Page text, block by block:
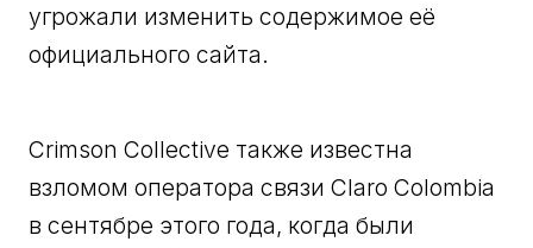
угрожали изменить содержимое её
официального сайта.
Crimson Collective также известна
взломом оператора связи Claro Colombia
в сентябре этого года, когда были